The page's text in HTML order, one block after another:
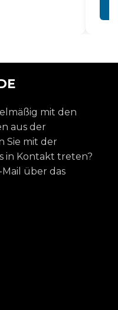
mit den
aus der
Sie mit der
in Kontakt treten?
Mail über das